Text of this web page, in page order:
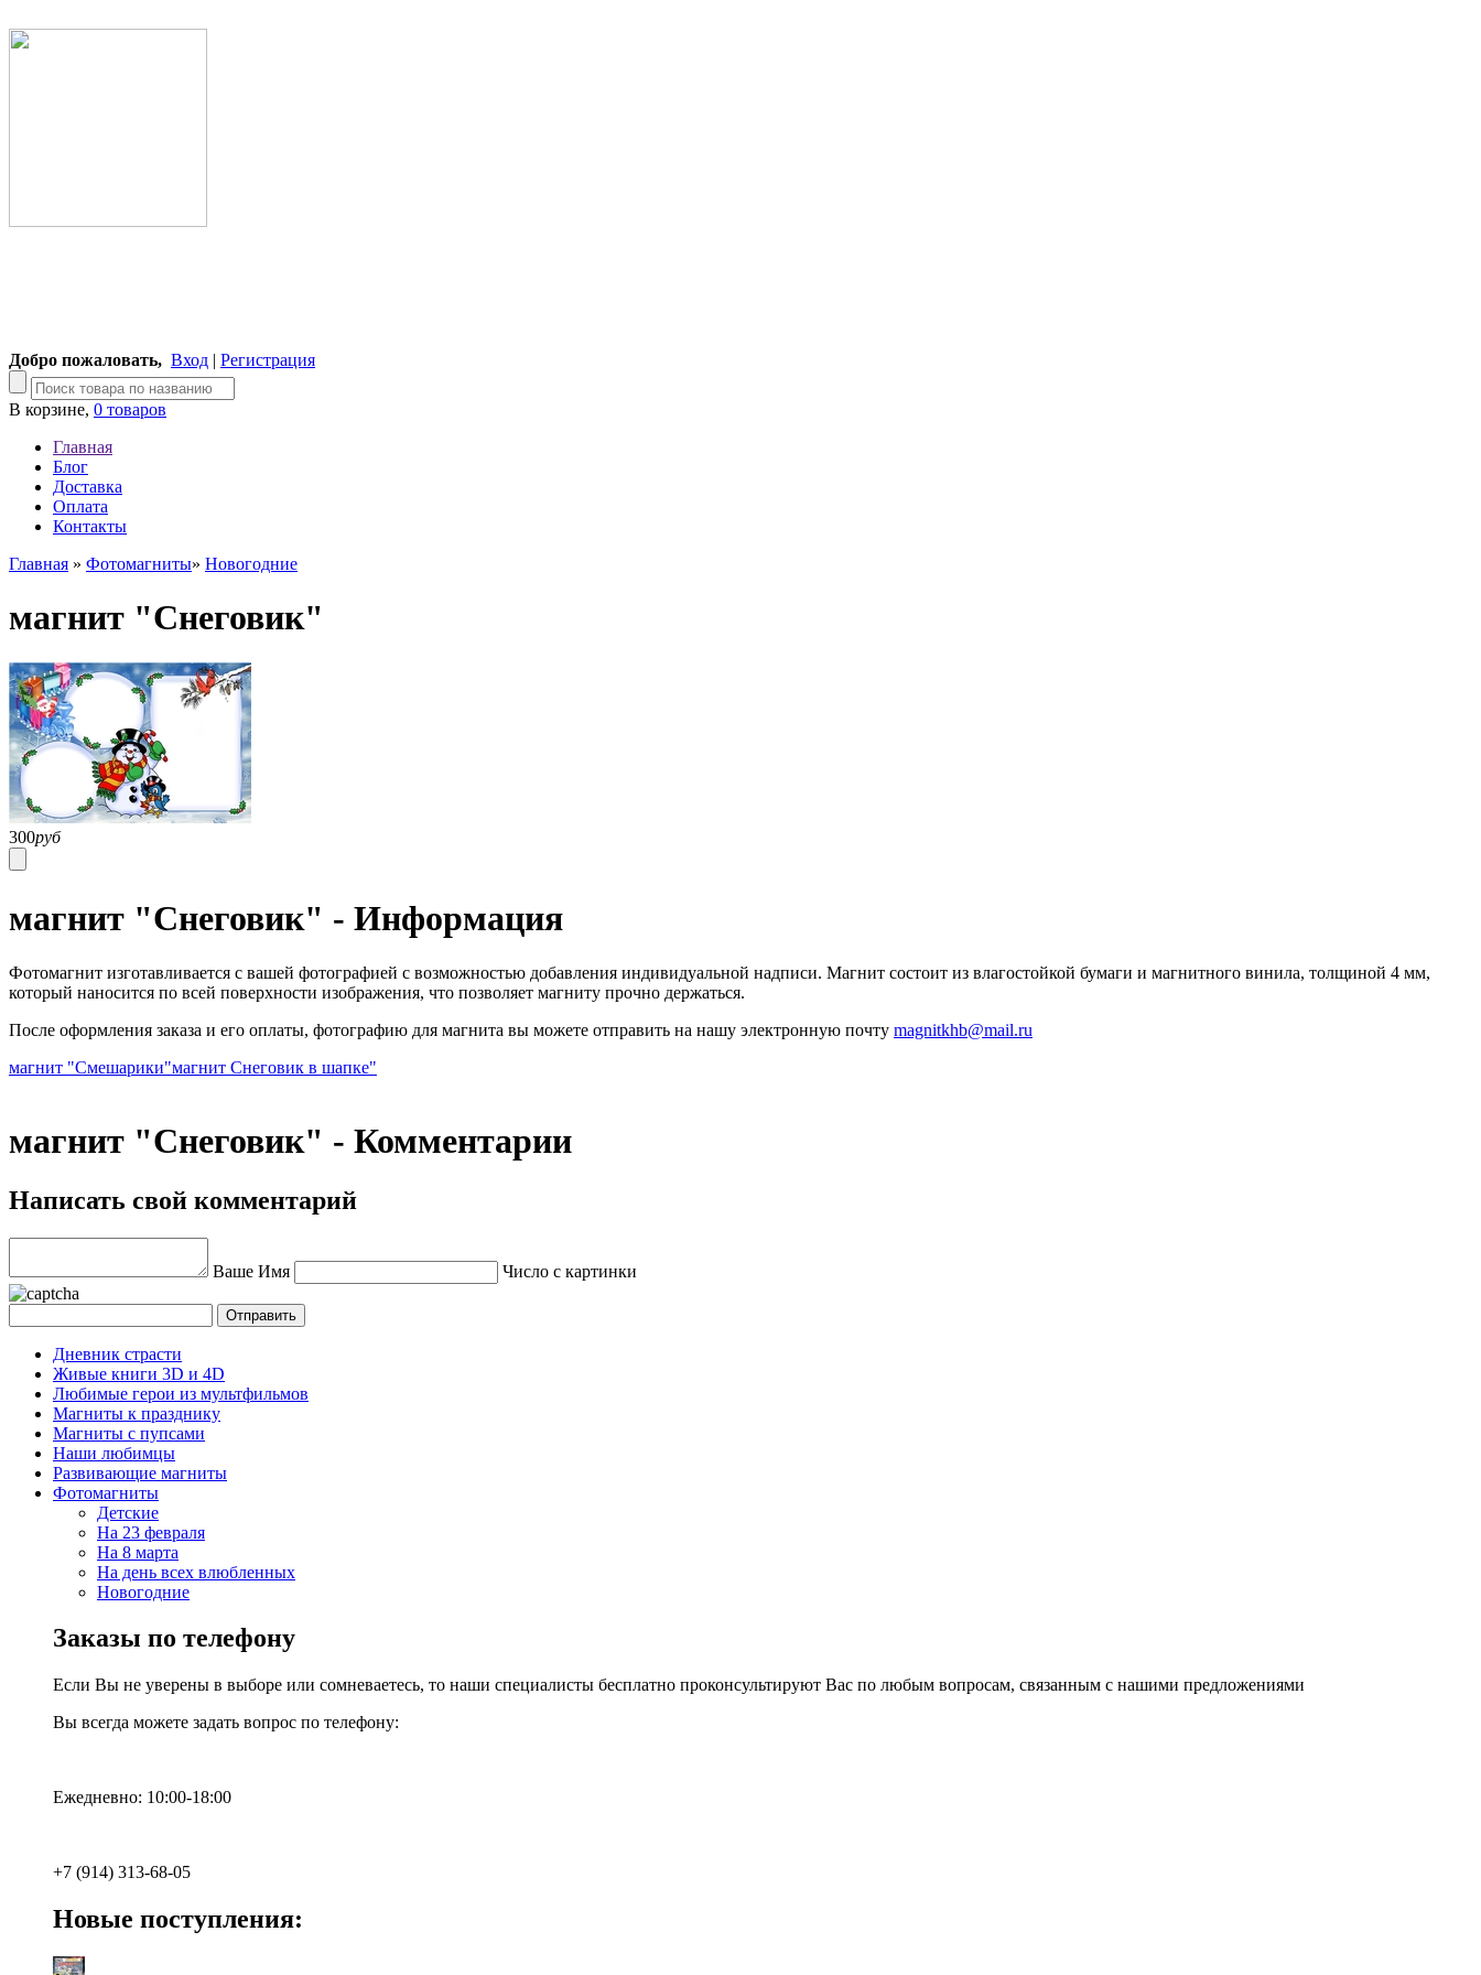
Добро пожаловать, Вход | Регистрация
В корзине, 0 товаров
Главная
Блог
Доставка
Оплата
Контакты
Главная » Фотомагниты» Новогодние
магнит "Снеговик"
300руб
магнит "Снеговик" - Информация
Фотомагнит изготавливается с вашей фотографией с возможностью добавления индивидуальной надписи. Магнит состоит из влагостойкой бумаги и магнитного винила, толщиной 4 мм,
который наносится по всей поверхности изображения, что позволяет магниту прочно держаться.
После оформления заказа и его оплаты, фотографию для магнита вы можете отправить на нашу электронную почту magnitkhb@mail.ru
магнит "Смешарики"магнит Снеговик в шапке"
магнит "Снеговик" - Комментарии
Написать свой комментарий
Ваше Имя Число с картинки
Дневник страсти
Живые книги 3D и 4D
Любимые герои из мультфильмов
Магниты к празднику
Магниты с пупсами
Наши любимцы
Развивающие магниты
Фотомагниты
Детские
На 23 февраля
На 8 марта
На день всех влюбленных
Новогодние
Заказы по телефону
Если Вы не уверены в выборе или сомневаетесь, то наши специалисты бесплатно проконсультируют Вас по любым вопросам, связанным с нашими предложениями
Вы всегда можете задать вопрос по телефону:
Ежедневно: 10:00-18:00
+7 (914) 313-68-05
Новые поступления: